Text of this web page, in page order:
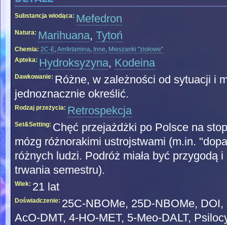
Substancja wiodąca: Mefedron
Natura: Marihuana, Tytoń
Chemia: 2C-E,Amfetamina, Inne, Mieszanki "ziołowe"
Apteka: Hydroksyzyna, Kodeina
Dawkowanie: Różne, w zależności od sytuacji i
jednoznacznie określić.
Rodzaj przeżycia: Retrospekcja
Set&Setting: Chęć przejażdżki po Polsce na
mózg różnorakimi ustrojstwami (m.in.
różnych ludzi. Podróż miała być przygodą
trwania semestru).
Wiek: 21 lat
Doświadczenie: 25C-NBOMe, 25D-NBOMe,
AcO-DMT, 4-HO-MET, 5-Meo-DALT,